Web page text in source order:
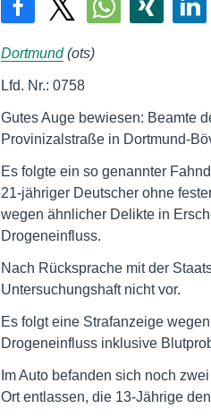
Dortmund(ots)
Lfd. Nr.: 0758
Gutes Auge bewiesen: Beamte
Provinizalstraße in Dortmund-
Es folgte ein so genannter
21-jähriger Deutscher ohne
wegen ähnlicher Delikte in
Drogeneinfluss.
Nach Rücksprache mit der
Untersuchungshaft nicht vor.
Es folgt eine Strafanzeige
Drogeneinfluss inklusive
Im Auto befanden sich noch
Ort entlassen, die 13-Jährige